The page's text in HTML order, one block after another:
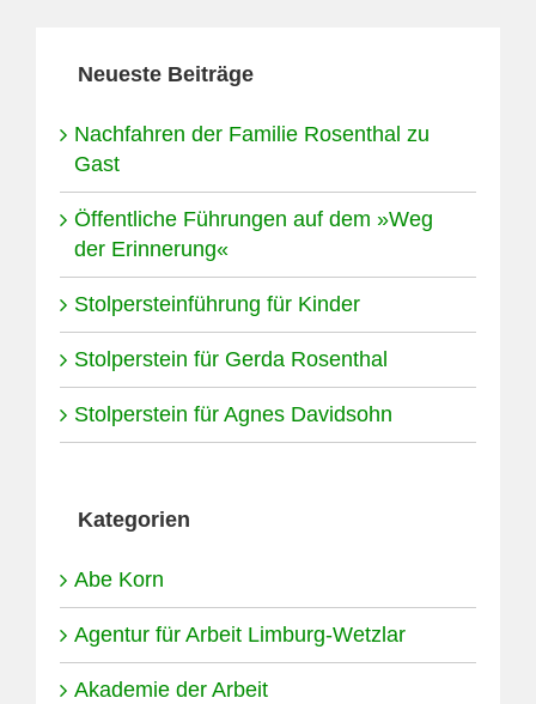
Neueste Beiträge
Nachfahren der Familie Rosenthal zu
Gast
Öffentliche Führungen auf dem »Weg
der Erinnerung«
Stolpersteinführung für Kinder
Stolperstein für Gerda Rosenthal
Stolperstein für Agnes Davidsohn
Kategorien
Abe Korn
Agentur für Arbeit Limburg-Wetzlar
Akademie der Arbeit